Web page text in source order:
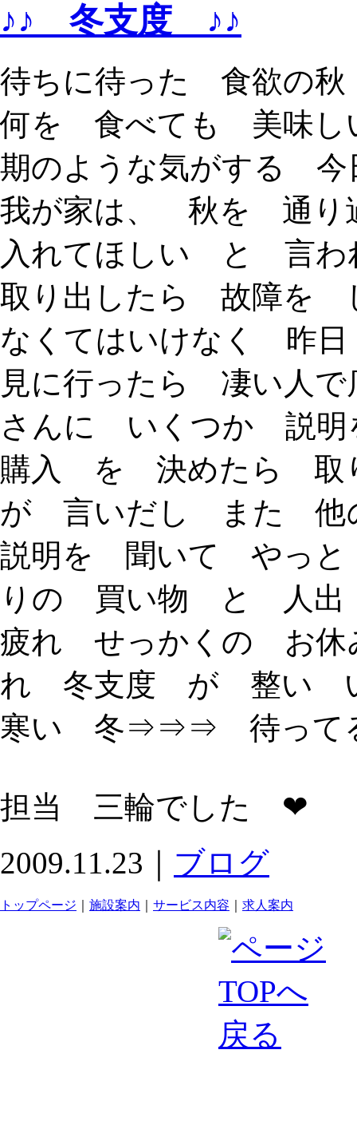
♪♪ 冬支度 ♪♪
待ちに待った 食欲の
何を 食べても 美味
期のような気がする 今
我が家は、 秋を 通
入れてほしい と 言
取り出したら 故障
なくてはいけなく 昨
見に行ったら 凄い人
さんに いくつか 説
購入 を 決めたら
が 言いだし また 他
説明を 聞いて やっ
りの 買い物 と 人
疲れ せっかくの お
れ 冬支度 が 整い
寒い 冬⇒⇒⇒ 待って
担当 三輪でした ❤
2009.11.23｜ ブログ
トップページ 施設案内 サービス内容 求人案内